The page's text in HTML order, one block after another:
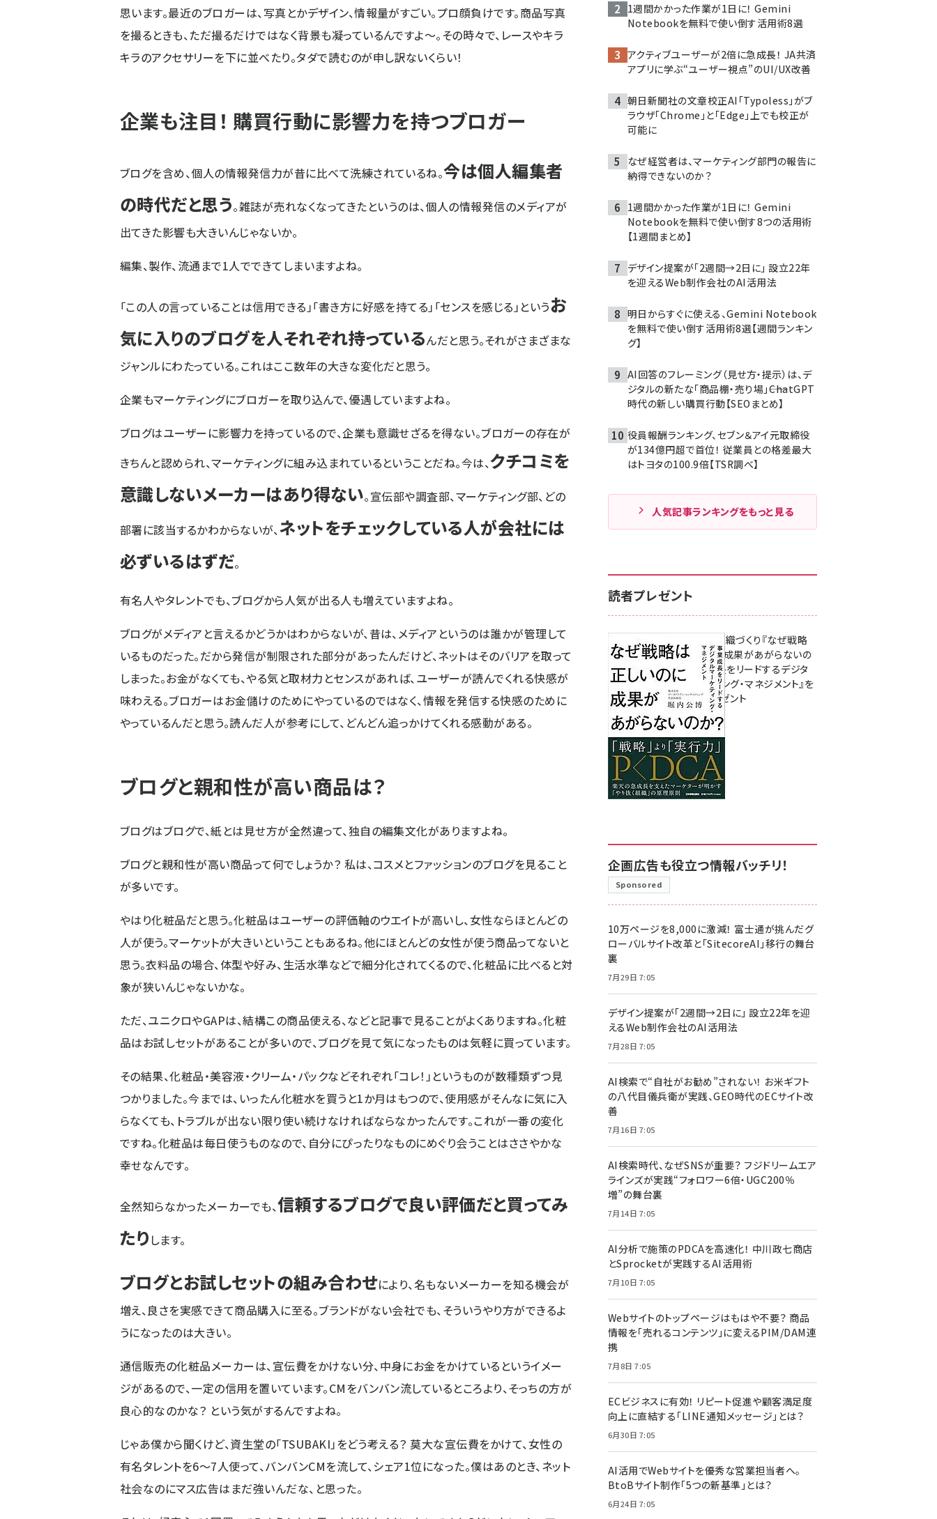
思います。最近のブロガーは、写真とかデザイン、情報量がすごい。プロ顔負けです。商品写真
を撮るときも、ただ撮るだけではなく背景も凝っているんですよ～。その時々で、レースやキラ
キラのアクセサリーを下に並べたり。タダで読むのが申し訳ないくらい！
企業も注目！ 購買行動に影響力を持つブロガー
ブログを含め、個人の情報発信力が昔に比べて洗練されているね。今は個人編集者
の時代だと思う。雑誌が売れなくなってきたというのは、個人の情報発信のメディアが
出てきた影響も大きいんじゃないか。
編集、製作、流通まで1人でできてしまいますよね。
「この人の言っていることは信用できる」「書き方に好感を持てる」「センスを感じる」というお
気に入りのブログを人それぞれ持っているんだと思う。それがさまざまな
ジャンルにわたっている。これはここ数年の大きな変化だと思う。
企業もマーケティングにブロガーを取り込んで、優遇していますよね。
ブログはユーザーに影響力を持っているので、企業も意識せざるを得ない。ブロガーの存在が
きちんと認められ、マーケティングに組み込まれているということだね。今は、クチコミを
意識しないメーカーはあり得ない。宣伝部や調査部、マーケティング部、どの
部署に該当するかわからないが、ネットをチェックしている人が会社には
必ずいるはずだ。
有名人やタレントでも、ブログから人気が出る人も増えていますよね。
ブログがメディアと言えるかどうかはわからないが、昔は、メディアというのは誰かが管理して
いるものだった。だから発信が制限された部分があったんだけど、ネットはそのバリアを取って
しまった。お金がなくても、やる気と取材力とセンスがあれば、ユーザーが読んでくれる快感が
味わえる。ブロガーはお金儲けのためにやっているのではなく、情報を発信する快感のために
やっているんだと思う。読んだ人が参考にして、どんどん追っかけてくれる感動がある。
ブログと親和性が高い商品は？
ブログはブログで、紙とは見せ方が全然違って、独自の編集文化がありますよね。
ブログと親和性が高い商品って何でしょうか？ 私は、コスメとファッションのブログを見ること
が多いです。
やはり化粧品だと思う。化粧品はユーザーの評価軸のウエイトが高いし、女性ならほとんどの
人が使う。マーケットが大きいということもあるね。他にほとんどの女性が使う商品ってないと
思う。衣料品の場合、体型や好み、生活水準などで細分化されてくるので、化粧品に比べると対
象が狭いんじゃないかな。
ただ、ユニクロやGAPは、結構この商品使える、などと記事で見ることがよくありますね。化粧
品はお試しセットがあることが多いので、ブログを見て気になったものは気軽に買っています。
その結果、化粧品・美容液・クリーム・パックなどそれぞれ「コレ！」というものが数種類ずつ見
つかりました。今までは、いったん化粧水を買うと1か月はもつので、使用感がそんなに気に入
らなくても、トラブルが出ない限り使い続けなければならなかったんです。これが一番の変化
ですね。化粧品は毎日使うものなので、自分にぴったりなものにめぐり会うことはささやかな
幸せなんです。
全然知らなかったメーカーでも、信頼するブログで良い評価だと買ってみ
たり します。
ブログとお試しセットの組み合わせにより、名もないメーカーを知る機会が
増え、良さを実感できて商品購入に至る。ブランドがない会社でも、そういうやり方ができるよ
うになったのは大きい。
通信販売の化粧品メーカーは、宣伝費をかけない分、中身にお金をかけているというイメー
ジがあるので、一定の信用を置いています。CMをバンバン流しているところより、そっちの方が
良心的なのかな？ という気がするんですよね。
じゃあ僕から聞くけど、資生堂の「TSUBAKI」をどう考える？ 莫大な宣伝費をかけて、女性の
有名タレントを6～7人使って、バンバンCMを流して、シェア1位になった。僕はあのとき、ネット
社会なのにマス広告はまだ強いんだな、と思った。
1週間かかった作業が1日に！ Gemini
Notebookを無料で使い倒す活用術8選
アクティブユーザーが2倍に急成長！ JA共済
アプリに学ぶ“ユーザー視点”のUI/UX改善
朝日新聞社の文章校正AI「Typoless」がブ
ラウザ「Chrome」と「Edge」上でも校正が
可能に
なぜ経営者は、マーケティング部門の報告に
納得できないのか？
1週間かかった作業が1日に！ Gemini
Notebookを無料で使い倒す8つの活用術
【1週間まとめ】
デザイン提案が「2週間→2日に」 設立22年
を迎えるWeb制作会社のAI活用法
明日からすぐに使える、Gemini Notebook
を無料で使い倒す活用術8選【週間ランキン
グ】
AI回答のフレーミング（見せ方・提示）は、デ
ジタルの新たな「商品棚・売り場」――ChatGPT
時代の新しい購買行動【SEOまとめ】
役員報酬ランキング、セブン＆アイ元取締役
が134億円超で首位！ 従業員との格差最大
はトヨタの100.9倍【TSR調べ】
人気記事ランキングをもっと見る
読者プレゼント
成果を生む組織づくり『なぜ戦略
は正しいのに成果があがらないの
か？ 事業成長をリードするデジタ
ルマーケティング・マネジメント』を
3名様にプレゼント
8月7日 10:00
企画広告も役立つ情報バッチリ！
Sponsored
10万ページを8,000に激減！ 富士通が挑んだグ
ローバルサイト改革と「SitecoreAI」移行の舞台
裏
7月29日 7:05
デザイン提案が「2週間→2日に」 設立22年を迎
えるWeb制作会社のAI活用法
7月28日 7:05
AI検索で“自社がお勧め”されない！ お米ギフト
の八代目儀兵衛が実践、GEO時代のECサイト改
善
7月16日 7:05
AI検索時代、なぜSNSが重要？ フジドリームエア
ラインズが実践“フォロワー6倍・UGC200％
増”の舞台裏
7月14日 7:05
AI分析で施策のPDCAを高速化！ 中川政七商店
とSprocketが実践するAI活用術
7月10日 7:05
Webサイトのトップページはもはや不要？ 商品
情報を「売れるコンテンツ」に変えるPIM/DAM連
携
7月8日 7:05
ECビジネスに有効！ リピート促進や顧客満足度
向上に直結する「LINE通知メッセージ」とは？
6月30日 7:05
AI活用でWebサイトを優秀な営業担当者へ。
BtoBサイト制作「5つの新基準」とは？
6月24日 7:05